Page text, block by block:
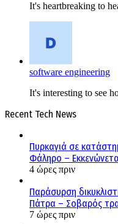
It's heartbreaking to
software engineering
It's interesting to see
Recent Tech News
Πυρκαγιά σε
Φάληρο –
4 ώρες πριν
Παράσυρση
Πάτρα – Σοβαρός
7 ώρες πριν